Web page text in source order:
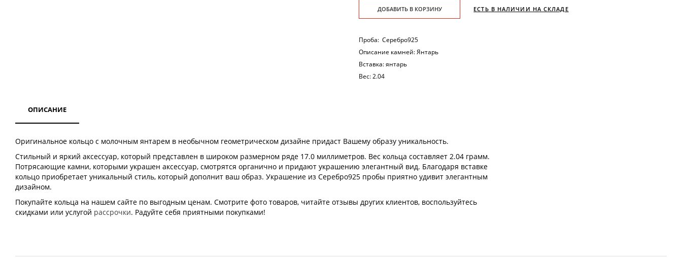
ДОБАВИТЬ В КОРЗИНУ ЕСТЬ В НАЛИЧИИ НА СКЛАДЕ
Проба: Серебро925
Описание камней:Янтарь
Вставка:янтарь
Вес:2.04
ОПИСАНИЕ
Оригинальное кольцо с молочным янтарем в необычном геометрическом дизайне придаст Вашему образу уникальность.
Стильный и яркий аксессуар, который представлен в широком размерном ряде 17.0 миллиметров. Вес кольца составляет 2.04 грамм.
Потрясающие камни, которыми украшен аксессуар, смотрятся органично и придают украшению элегантный вид. Благодаря вставке
кольцо приобретает уникальный стиль, который дополнит ваш образ. Украшение из Серебро925 пробы приятно удивит элегантным
дизайном.
Покупайте кольца на нашем сайте по выгодным ценам. Смотрите фото товаров, читайте отзывы других клиентов, воспользуйтесь
скидками или услугой рассрочки. Радуйте себя приятными покупками!